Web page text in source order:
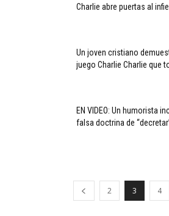
Charlie abre puertas al
Un joven cristiano
juego Charlie Charlie que
EN VIDEO: Un humorista
falsa doctrina de
2 3 4